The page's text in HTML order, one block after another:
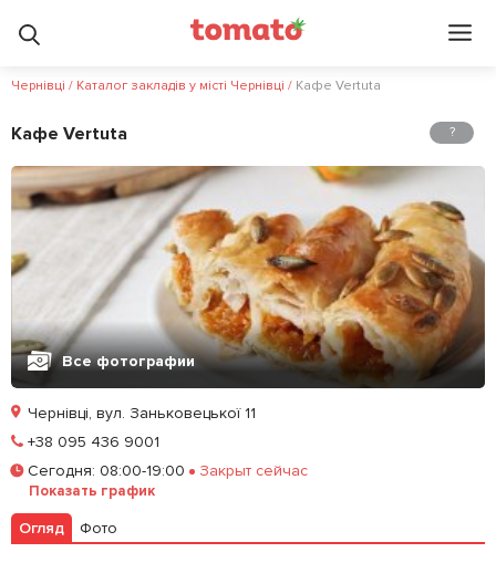
Чернівці / Каталог закладів у місті Чернівці / Кафе Vertuta
Кафе Vertuta ?
Все фотографии
Залишити відгук
Чернівці, вул. Заньковецької 11⠀⠀⠀ ⠀⠀
+38 095 436 9001
Сегодня: 08:00-19:00 Закрыт сейчас
Показать график
Огляд Фото